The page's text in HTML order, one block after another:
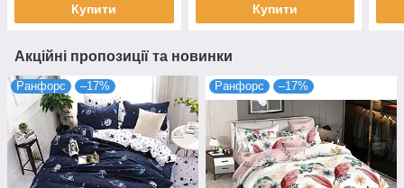
Купити Купити
Акційні пропозиції та новинки
Ранфорс –17% Ранфорс –17%